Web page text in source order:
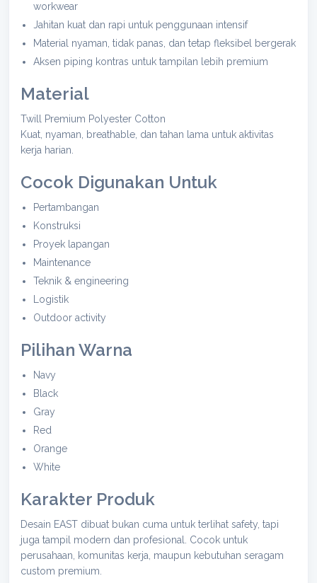
workwear
Jahitan kuat dan rapi untuk penggunaan intensif
Material nyaman, tidak panas, dan tetap fleksibel bergerak
Aksen piping kontras untuk tampilan lebih premium
Material
Twill Premium Polyester Cotton
Kuat, nyaman, breathable, dan tahan lama untuk aktivitas
kerja harian.
Cocok Digunakan Untuk
Pertambangan
Konstruksi
Proyek lapangan
Maintenance
Teknik & engineering
Logistik
Outdoor activity
Pilihan Warna
Navy
Black
Gray
Red
Orange
White
Karakter Produk
Desain EAST dibuat bukan cuma untuk terlihat safety, tapi
juga tampil modern dan profesional. Cocok untuk
perusahaan, komunitas kerja, maupun kebutuhan seragam
custom premium.